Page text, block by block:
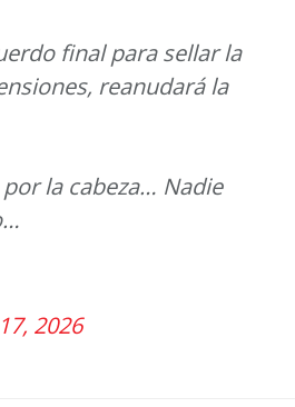
final para sellar la
reanudará la
la cabeza… Nadie
2026